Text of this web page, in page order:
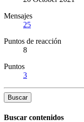
Mensajes
25
Puntos de reacción
8
Puntos
3
Buscar
Buscar contenidos